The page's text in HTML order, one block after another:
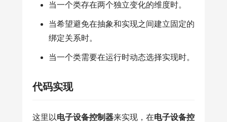
当一个类存在两个独立变化的维度时。
当希望避免在抽象和实现之间建立固定的
绑定关系时。
当一个类需要在运行时动态选择实现时。
代码实现
这里以电子设备控制器来实现，在电子设备控